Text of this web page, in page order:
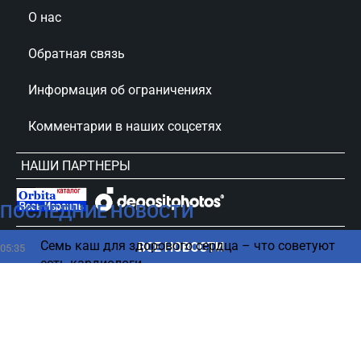
ПОСЛЕДНИЕ НОВОСТИ
05:35
Семь каш для здорового сердца – что советуют
есть кардиологи
ВСЕ НОВОСТИ
О нас
Обратная связь
Информация об ограничениях
Комментарии в наших соцсетях
НАШИ ПАРТНЕРЫ
сursorinfo.co.il © Все права защищены